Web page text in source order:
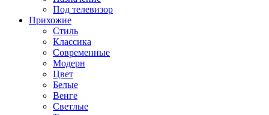
Под телевизор
Прихожие
Стиль
Классика
Современные
Модерн
Цвет
Белые
Венге
Светлые